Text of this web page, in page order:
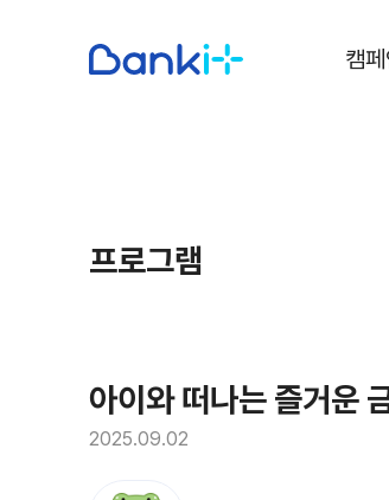
캠
프로그램
아이와 떠나는 즐거운
2025.09.02